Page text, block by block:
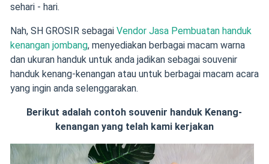
sehari - hari.
Nah, SH GROSIR sebagai Vendor Jasa Pembuatan handuk
kenangan jombang, menyediakan berbagai macam warna
dan ukuran handuk untuk anda jadikan sebagai souvenir
handuk kenang-kenangan atau untuk berbagai macam acara
yang ingin anda selenggarakan.
Berikut adalah contoh souvenir handuk Kenang-
kenangan yang telah kami kerjakan